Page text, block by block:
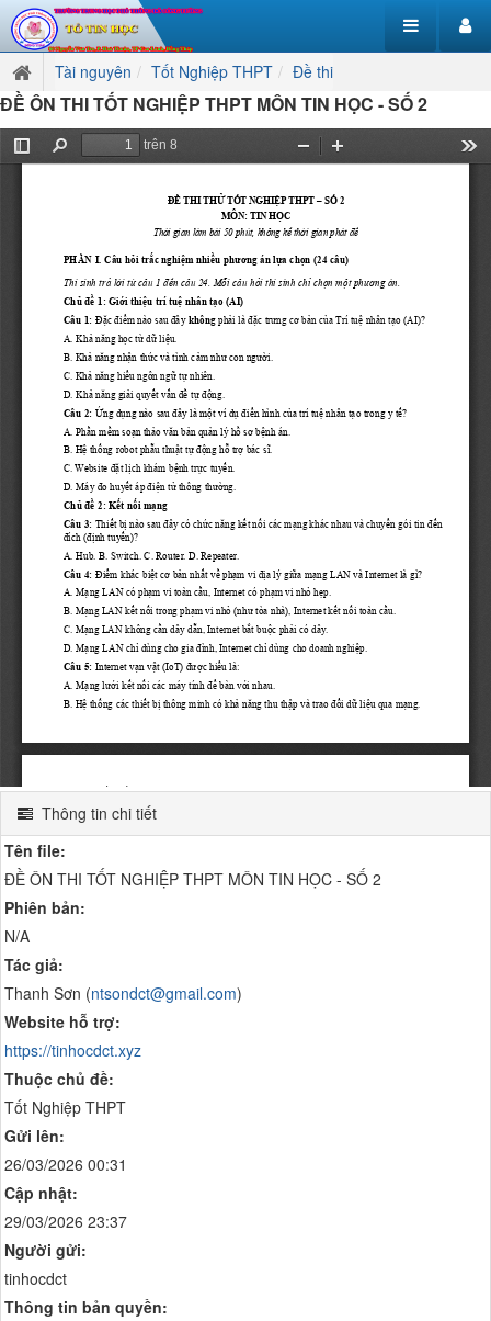
Tài nguyên Tốt Nghiệp THPT Đề thi
ĐỀ ÔN THI TỐT NGHIỆP THPT MÔN TIN HỌC - SỐ 2
Thông tin chi tiết
Tên file:
ĐỀ ÔN THI TỐT NGHIỆP THPT MÔN TIN HỌC - SỐ 2
Phiên bản:
N/A
Tác giả:
Thanh Sơn (ntsondct@gmail.com)
Website hỗ trợ:
https://tinhocdct.xyz
Thuộc chủ đề:
Tốt Nghiệp THPT
Gửi lên:
26/03/2026 00:31
Cập nhật:
29/03/2026 23:37
Người gửi:
tinhocdct
Thông tin bản quyền: